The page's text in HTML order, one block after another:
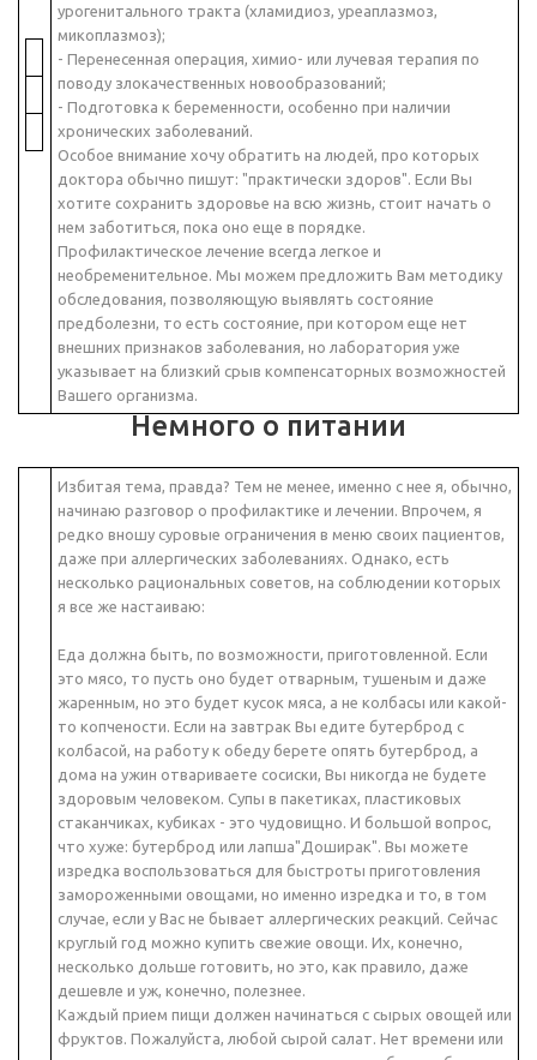
урогенитального тракта (хламидиоз, уреаплазмоз,
микоплазмоз);
- Перенесенная операция, химио- или лучевая терапия по
поводу злокачественных новообразований;
- Подготовка к беременности, особенно при наличии
хронических заболеваний.
Особое внимание хочу обратить на людей, про которых
доктора обычно пишут: "практически здоров". Если Вы
хотите сохранить здоровье на всю жизнь, стоит начать о
нем заботиться, пока оно еще в порядке.
Профилактическое лечение всегда легкое и
необременительное. Мы можем предложить Вам методику
обследования, позволяющую выявлять состояние
предболезни, то есть состояние, при котором еще нет
внешних признаков заболевания, но лаборатория уже
указывает на близкий срыв компенсаторных возможностей
Вашего организма.
Немного о питании
Избитая тема, правда? Тем не менее, именно с нее я, обычно,
начинаю разговор о профилактике и лечении. Впрочем, я
редко вношу суровые ограничения в меню своих пациентов,
даже при аллергических заболеваниях. Однако, есть
несколько рациональных советов, на соблюдении которых
я все же настаиваю:
Еда должна быть, по возможности, приготовленной. Если
это мясо, то пусть оно будет отварным, тушеным и даже
жаренным, но это будет кусок мяса, а не колбасы или какой-
то копчености. Если на завтрак Вы едите бутерброд с
колбасой, на работу к обеду берете опять бутерброд, а
дома на ужин отвариваете сосиски, Вы никогда не будете
здоровым человеком. Супы в пакетиках, пластиковых
стаканчиках, кубиках - это чудовищно. И большой вопрос,
что хуже: бутерброд или лапша"Доширак". Вы можете
изредка воспользоваться для быстроты приготовления
замороженными овощами, но именно изредка и то, в том
случае, если у Вас не бывает аллергических реакций. Сейчас
круглый год можно купить свежие овощи. Их, конечно,
несколько дольше готовить, но это, как правило, даже
дешевле и уж, конечно, полезнее.
Каждый прием пищи должен начинаться с сырых овощей или
фруктов. Пожалуйста, любой сырой салат. Нет времени или